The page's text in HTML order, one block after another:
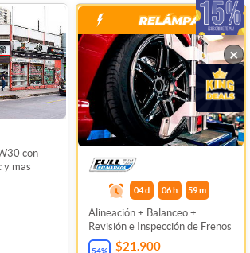
con
y mas
04 d 06 h 59m
Alineación + Balanceo +
Revisión e Inspección de Frenos
54% $21.900
×